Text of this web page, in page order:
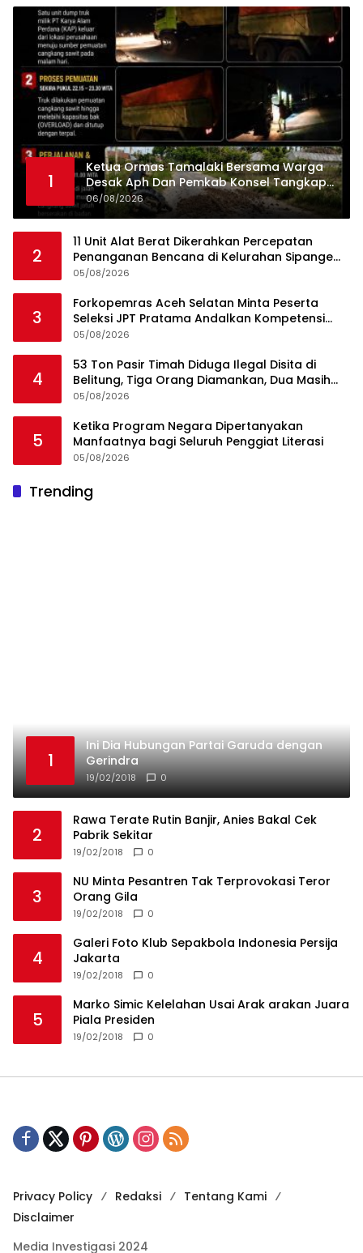
1
Ketua Ormas Tamalaki Bersama Warga
Desak Aph Dan Pemkab Konsel Tangkap
Pelaku Angkut Cangkang Sawit Overload,
Truk PT KAP Melintas Jalan Umum
06/08/2026
2
11 Unit Alat Berat Dikerahkan Percepatan
Penanganan Bencana di Kelurahan Sipange
Kecamatan Tukka
05/08/2026
3
Forkopemras Aceh Selatan Minta Peserta
Seleksi JPT Pratama Andalkan Kompetensi
dan Integritas, Bukan Kedekatan
05/08/2026
4
53 Ton Pasir Timah Diduga Ilegal Disita di
Belitung, Tiga Orang Diamankan, Dua Masih
Diburu
05/08/2026
5
Ketika Program Negara Dipertanyakan
Manfaatnya bagi Seluruh Penggiat Literasi
05/08/2026
Trending
1
Ini Dia Hubungan Partai Garuda dengan
Gerindra
19/02/2018 0
2
Rawa Terate Rutin Banjir, Anies Bakal Cek
Pabrik Sekitar
19/02/2018 0
3
NU Minta Pesantren Tak Terprovokasi Teror
Orang Gila
19/02/2018 0
4
Galeri Foto Klub Sepakbola Indonesia Persija
Jakarta
19/02/2018 0
5
Marko Simic Kelelahan Usai Arak arakan Juara
Piala Presiden
19/02/2018 0
Privacy Policy Redaksi
Tentang Kami
Disclaimer
Media Investigasi 2024